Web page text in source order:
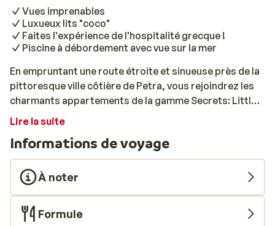
Vues imprenables
Luxueux lits "coco"
Faites l'expérience de l'hospitalité grecque !
Piscine à débordement avec vue sur la mer
En empruntant une route étroite et sinueuse près de la
pittoresque ville côtière de Petra, vous rejoindrez les
charmants appartements de la gamme Secrets: Little
Bird. Dès votre arrivée, vous serez enchanté par le
vue sur la mer d'un bleu profond. De l'autre côté, vous
verrez les toits des maisons grecques et les
montagnes vertes accidentées, une scène pittoresque.
Vous séjournerez dans des chambres modernes et
lumineuses, meublées avec des éléments naturels et
équipées de tout le confort moderne. Le wifi est
Lire la suite
Informations de voyage
À noter
Formule